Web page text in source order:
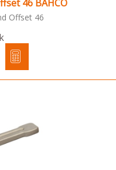
46 BAHCO
Offset 46